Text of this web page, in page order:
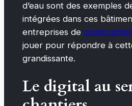
d’eau sont des exemples
intégrées dans ces
entreprises de
jouer pour répondre à
grandissante.
Le digital au